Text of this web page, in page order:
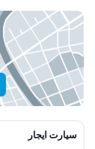
سيارت ايجار